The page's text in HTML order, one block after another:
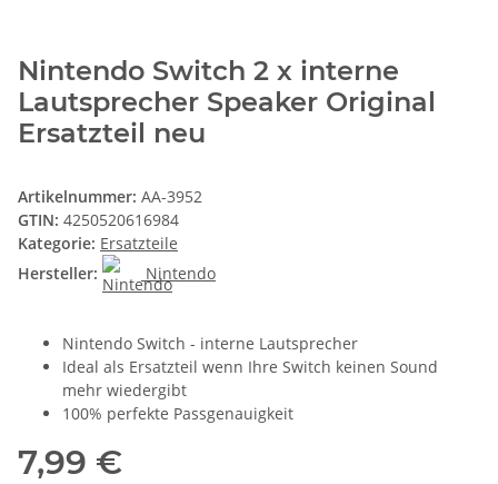
Nintendo Switch 2 x interne
Lautsprecher Speaker Original
Ersatzteil neu
Artikelnummer: AA-3952
GTIN: 4250520616984
Kategorie: Ersatzteile
Hersteller:
Nintendo
Nintendo Switch - interne Lautsprecher
Ideal als Ersatzteil wenn Ihre Switch keinen Sound
mehr wiedergibt
100% perfekte Passgenauigkeit
7,99 €